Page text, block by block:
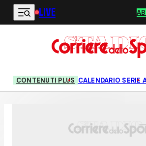
Vai al contenuto principale
LIVE
CONTENUTI PLUS CALENDARIO SERIE